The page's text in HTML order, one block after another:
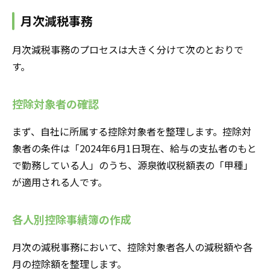
月次減税事務
月次減税事務のプロセスは大きく分けて次のとおりで
す。
控除対象者の確認
まず、自社に所属する控除対象者を整理します。控除対
象者の条件は「2024年6月1日現在、給与の支払者のもと
で勤務している人」のうち、源泉徴収税額表の「甲種」
が適用される人です。
各人別控除事績簿の作成
月次の減税事務において、控除対象者各人の減税額や各
月の控除額を整理します。